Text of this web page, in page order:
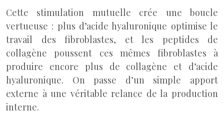
Cette stimulation mutuelle crée une boucle
vertueuse : plus d’acide hyaluronique optimise le
travail des fibroblastes, et les peptides de
collagène poussent ces mêmes fibroblastes à
produire encore plus de collagène et d’acide
hyaluronique. On passe d’un simple apport
externe à une véritable relance de la production
interne.